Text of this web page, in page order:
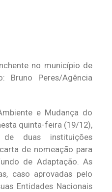
no município de
Bruno Peres/Agência
e Mudança do
quinta-feira (19/12),
duas instituições
de nomeação para
de Adaptação. As
caso aprovadas pelo
Entidades Nacionais